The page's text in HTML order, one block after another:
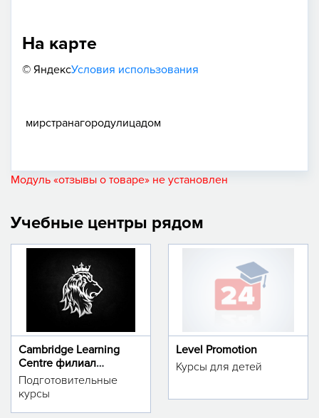
На карте
© ЯндексУсловия использования
мирстранагородулицадом
Модуль «отзывы о товаре» не установлен
Учебные центры рядом
Cambridge Learning
Centre филиал
м.Тинчлик
Подготовительные
курсы
Level Promotion
Курсы для детей